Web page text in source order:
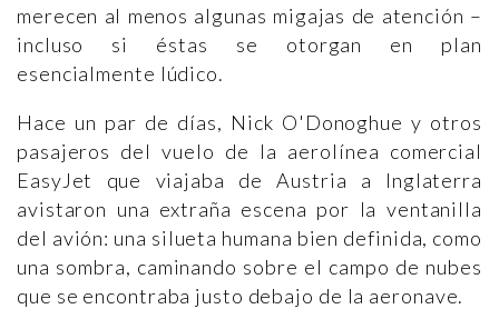
merecen al menos algunas migajas de atención –
incluso si éstas se otorgan en plan
esencialmente lúdico.
Hace un par de días, Nick O'Donoghue y otros
pasajeros del vuelo de la aerolínea comercial
EasyJet que viajaba de Austria a Inglaterra
avistaron una extraña escena por la ventanilla
del avión: una silueta humana bien definida, como
una sombra, caminando sobre el campo de nubes
que se encontraba justo debajo de la aeronave.